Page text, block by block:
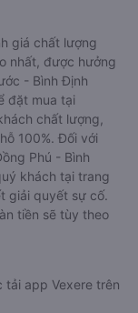
giá chất lượng
nhất, được hưởng
- Bình Định
đặt mua tại
chất lượng,
100%. Đối với
Phú - Bình
khách tại trang
giải quyết sự cố.
tiền sẽ tùy theo
tải app Vexere trên